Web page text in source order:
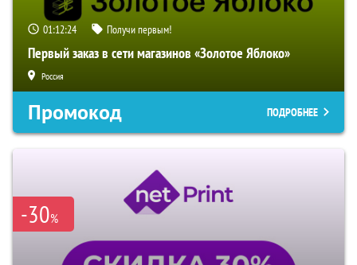
01:12:24 Получи первым!
Первый заказ в сети магазинов «Золотое Яблоко»
Россия
Промокод ПОДРОБНЕЕ
-30%